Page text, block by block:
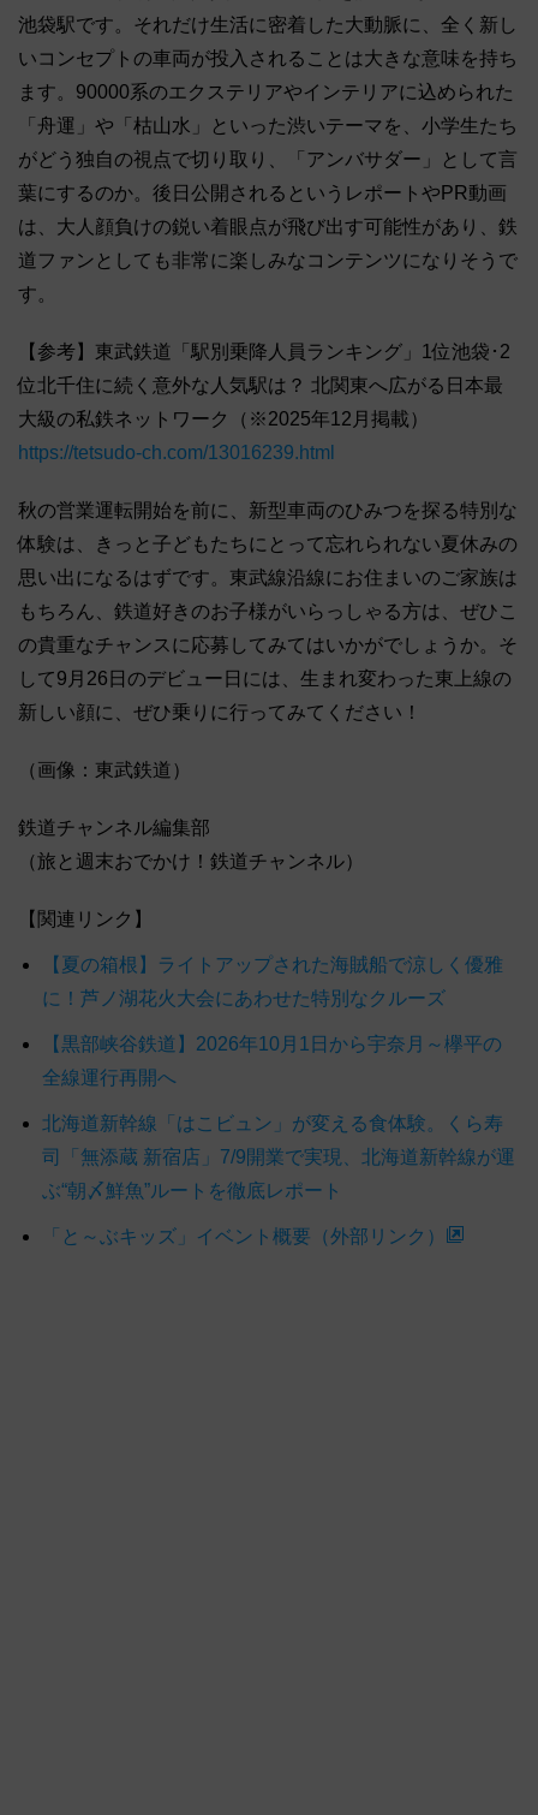
池袋駅です。それだけ生活に密着した大動脈に、全く新し
いコンセプトの車両が投入されることは大きな意味を持ち
ます。90000系のエクステリアやインテリアに込められた
「舟運」や「枯山水」といった渋いテーマを、小学生たち
がどう独自の視点で切り取り、「アンバサダー」として言
葉にするのか。後日公開されるというレポートやPR動画
は、大人顔負けの鋭い着眼点が飛び出す可能性があり、鉄
道ファンとしても非常に楽しみなコンテンツになりそうで
す。
【参考】東武鉄道「駅別乗降人員ランキング」1位池袋･2
位北千住に続く意外な人気駅は？ 北関東へ広がる日本最
大級の私鉄ネットワーク（※2025年12月掲載）
https://tetsudo-ch.com/13016239.html
秋の営業運転開始を前に、新型車両のひみつを探る特別な
体験は、きっと子どもたちにとって忘れられない夏休みの
思い出になるはずです。東武線沿線にお住まいのご家族は
もちろん、鉄道好きのお子様がいらっしゃる方は、ぜひこ
の貴重なチャンスに応募してみてはいかがでしょうか。そ
して9月26日のデビュー日には、生まれ変わった東上線の
新しい顔に、ぜひ乗りに行ってみてください！
（画像：東武鉄道）
鉄道チャンネル編集部
（旅と週末おでかけ！鉄道チャンネル）
【関連リンク】
【夏の箱根】ライトアップされた海賊船で涼しく優雅
に！芦ノ湖花火大会にあわせた特別なクルーズ
【黒部峡谷鉄道】2026年10月1日から宇奈月～欅平の
全線運行再開へ
北海道新幹線「はこビュン」が変える食体験。くら寿
司「無添蔵 新宿店」7/9開業で実現、北海道新幹線が運
ぶ“朝〆鮮魚”ルートを徹底レポート
「と～ぶキッズ」イベント概要（外部リンク）